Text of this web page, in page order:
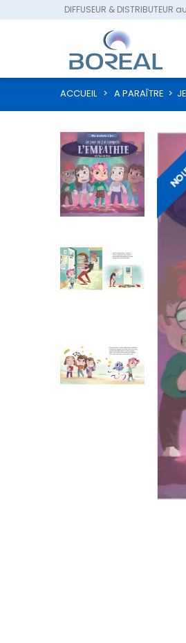
DIFFUSEUR &
ACCUEIL > A PARAÎTRE >